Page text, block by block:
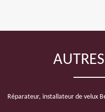
Réparateur, installateur de velux